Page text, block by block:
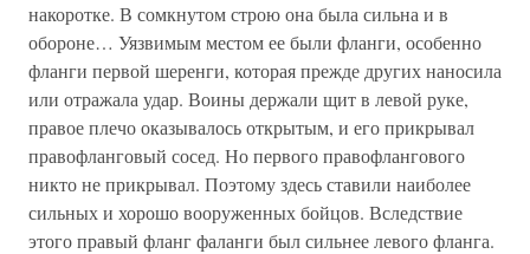
накоротке. В сомкнутом строю она была сильна и в
обороне… Уязвимым местом ее были фланги, особенно
фланги первой шеренги, которая прежде других наносила
или отражала удар. Воины держали щит в левой руке,
правое плечо оказывалось открытым, и его прикрывал
правофланговый сосед. Но первого правофлангового
никто не прикрывал. Поэтому здесь ставили наиболее
сильных и хорошо вооруженных бойцов. Вследствие
этого правый фланг фаланги был сильнее левого фланга.